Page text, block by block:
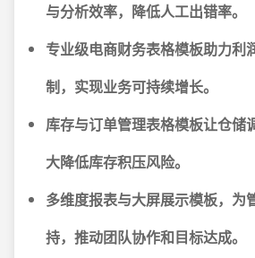
与分析效率，降低人工出错率。
专业级电商财务表格模板助力利
制，实现业务可持续增长。
库存与订单管理表格模板让仓储
大降低库存积压风险。
多维度报表与大屏展示模板，为
持，推动团队协作和目标达成。